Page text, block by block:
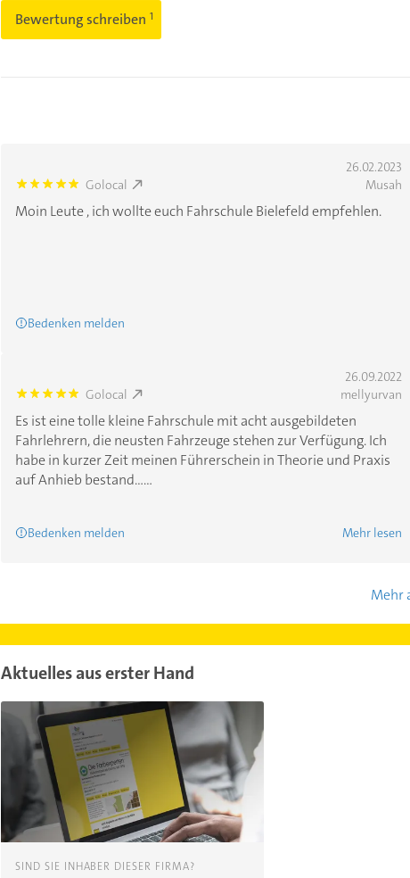
Bewertung schreiben
26.02.2023
5.0 Golocal Musah
Moin Leute , ich wollte euch Fahrschule Bielefeld empfehlen.
Bedenken melden
26.09.2022
5.0 Golocal mellyurvan
Es ist eine tolle kleine Fahrschule mit acht ausgebildeten
Fahrlehrern, die neusten Fahrzeuge stehen zur Verfügung. Ich
habe in kurzer Zeit meinen Führerschein in Theorie und Praxis
auf Anhieb bestand......
Bedenken melden Mehr lesen
Mehr
Aktuelles aus erster Hand
SIND SIE INHABER DIESER FIRMA?